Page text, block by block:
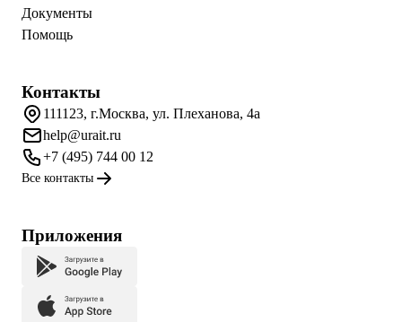
Документы
Помощь
Контакты
111123, г.Москва, ул. Плеханова, 4а
help@urait.ru
+7 (495) 744 00 12
Все контакты
Приложения